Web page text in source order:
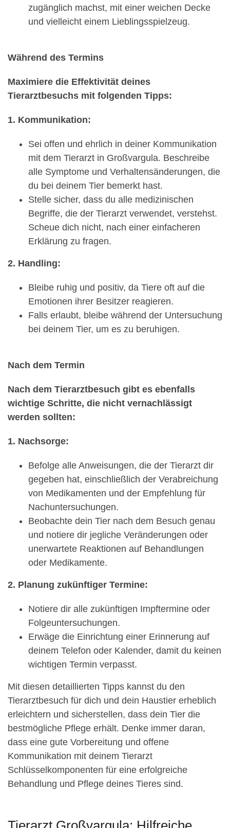
zugänglich machst, mit einer weichen Decke
und vielleicht einem Lieblingsspielzeug.
Während des Termins
Maximiere die Effektivität deines
Tierarztbesuchs mit folgenden Tipps:
1. Kommunikation:
Sei offen und ehrlich in deiner Kommunikation
mit dem Tierarzt in Großvargula. Beschreibe
alle Symptome und Verhaltensänderungen, die
du bei deinem Tier bemerkt hast.
Stelle sicher, dass du alle medizinischen
Begriffe, die der Tierarzt verwendet, verstehst.
Scheue dich nicht, nach einer einfacheren
Erklärung zu fragen.
2. Handling:
Bleibe ruhig und positiv, da Tiere oft auf die
Emotionen ihrer Besitzer reagieren.
Falls erlaubt, bleibe während der Untersuchung
bei deinem Tier, um es zu beruhigen.
Nach dem Termin
Nach dem Tierarztbesuch gibt es ebenfalls
wichtige Schritte, die nicht vernachlässigt
werden sollten:
1. Nachsorge:
Befolge alle Anweisungen, die der Tierarzt dir
gegeben hat, einschließlich der Verabreichung
von Medikamenten und der Empfehlung für
Nachuntersuchungen.
Beobachte dein Tier nach dem Besuch genau
und notiere dir jegliche Veränderungen oder
unerwartete Reaktionen auf Behandlungen
oder Medikamente.
2. Planung zukünftiger Termine:
Notiere dir alle zukünftigen Impftermine oder
Folgeuntersuchungen.
Erwäge die Einrichtung einer Erinnerung auf
deinem Telefon oder Kalender, damit du keinen
wichtigen Termin verpasst.
Mit diesen detaillierten Tipps kannst du den
Tierarztbesuch für dich und dein Haustier erheblich
erleichtern und sicherstellen, dass dein Tier die
bestmögliche Pflege erhält. Denke immer daran,
dass eine gute Vorbereitung und offene
Kommunikation mit deinem Tierarzt
Schlüsselkomponenten für eine erfolgreiche
Behandlung und Pflege deines Tieres sind.